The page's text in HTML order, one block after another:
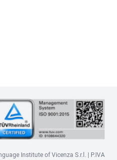
Institute of Vicenza S.r.l. | P.IVA